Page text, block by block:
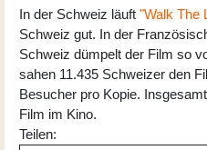
In der Schweiz läuft "Walk The
Schweiz gut. In der
Schweiz dümpelt der Film so
sahen 11.435 Schweizer den
Besucher pro Kopie.
Film im Kino.
Teilen: